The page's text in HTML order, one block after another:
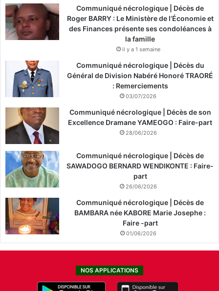
Communiqué nécrologique | Décès de
Roger BARRY : Le Ministère de l’Économie et
des Finances présente ses condoléances à
la famille
il y a 1 semaine
Communiqué nécrologique | Décès du
Général de Division Nabéré Honoré TRAORÉ
: Remerciements
03/07/2026
Communiqué nécrologique | Décès de son
Excellence Dramane YAMEOGO : Faire-part
28/06/2026
Communiqué nécrologique | Décès de
SAWADOGO BERNARD WENDIKONTE : Faire-
part
26/06/2026
Communiqué nécrologique | Décès de
BAMBARA née KABORE Marie Josephe :
Faire -part
01/06/2026
NOS APPLICATIONS